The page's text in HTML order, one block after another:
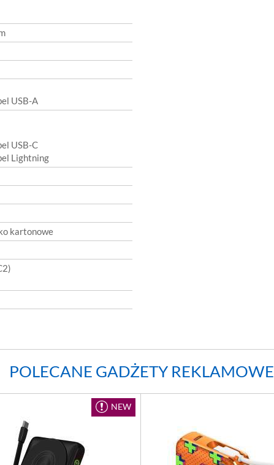
USB-A
USB-C
Lightning
kartonowe
POLECANE GADŻETY REKLAMOWE
NEW